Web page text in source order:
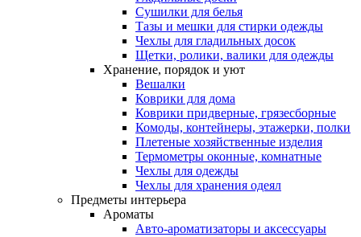
Сушилки для белья
Тазы и мешки для стирки одежды
Чехлы для гладильных досок
Щетки, ролики, валики для одежды
Хранение, порядок и уют
Вешалки
Коврики для дома
Коврики придверные, грязесборные
Комоды, контейнеры, этажерки, полки
Плетеные хозяйственные изделия
Термометры оконные, комнатные
Чехлы для одежды
Чехлы для хранения одеял
Предметы интерьера
Ароматы
Авто-ароматизаторы и аксессуары